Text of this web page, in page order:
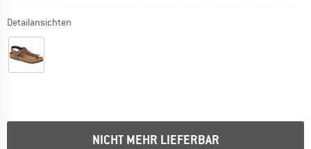
Detailansichten
NICHT MEHR LIEFERBAR